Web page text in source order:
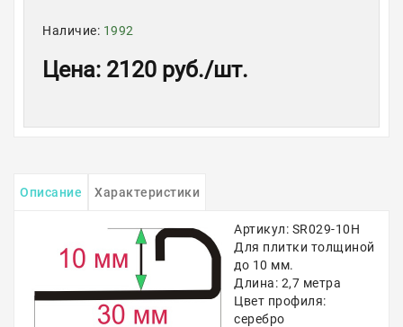
Наличие: 1992
Цена: 2120 руб./шт.
Описание Характеристики
Артикул: SR029-10H
Для плитки толщиной
до 10 мм.
Длина: 2,7 метра
Цвет профиля:
серебро